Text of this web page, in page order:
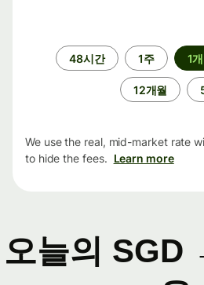
48시간 1주 1
12개월
We use the real, mid-market rate
to hide the fees. Learn more
오늘의 SGD